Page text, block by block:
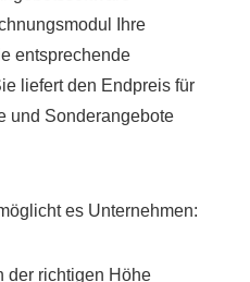
Ihre
entsprechende
liefert den Endpreis für
und Sonderangebote
es Unternehmen:
der richtigen Höhe